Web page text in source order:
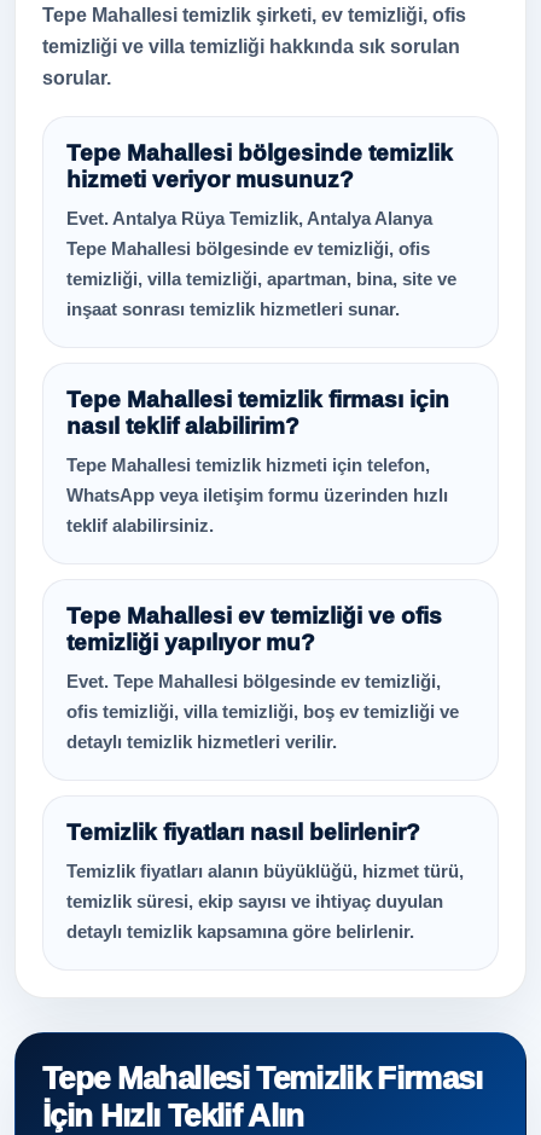
Tepe Mahallesi temizlik şirketi, ev temizliği, ofis
temizliği ve villa temizliği hakkında sık sorulan
sorular.
Tepe Mahallesi bölgesinde temizlik
hizmeti veriyor musunuz?
Evet. Antalya Rüya Temizlik, Antalya Alanya
Tepe Mahallesi bölgesinde ev temizliği, ofis
temizliği, villa temizliği, apartman, bina, site ve
inşaat sonrası temizlik hizmetleri sunar.
Tepe Mahallesi temizlik firması için
nasıl teklif alabilirim?
Tepe Mahallesi temizlik hizmeti için telefon,
WhatsApp veya iletişim formu üzerinden hızlı
teklif alabilirsiniz.
Tepe Mahallesi ev temizliği ve ofis
temizliği yapılıyor mu?
Evet. Tepe Mahallesi bölgesinde ev temizliği,
ofis temizliği, villa temizliği, boş ev temizliği ve
detaylı temizlik hizmetleri verilir.
Temizlik fiyatları nasıl belirlenir?
Temizlik fiyatları alanın büyüklüğü, hizmet türü,
temizlik süresi, ekip sayısı ve ihtiyaç duyulan
detaylı temizlik kapsamına göre belirlenir.
Tepe Mahallesi Temizlik Firması
İçin Hızlı Teklif Alın